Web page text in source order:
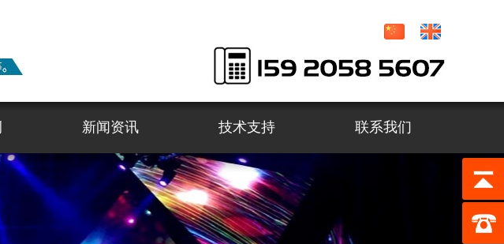
新闻资讯 技术支持 联系我们